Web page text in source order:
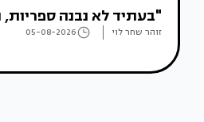
"בעתיד לא נבנה ספריות,
זוהר שחר לוי 05-08-2026